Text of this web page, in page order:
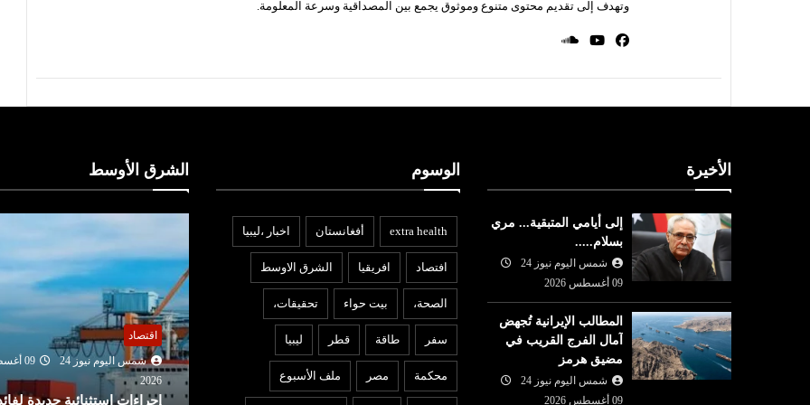
وتهدف إلى تقديم محتوى متنوع وموثوق يجمع بين المصداقية وسرعة المعلومة.
الأخيرة
إلى أيامي المتبقية... مري
بسلام.....
شمس اليوم نيوز 24
09 أغسطس 2026
المطالب الإيرانية تُجهض
آمال الفرج القريب في
مضيق هرمز
شمس اليوم نيوز 24
09 أغسطس 2026
الوسوم
extra health أفغانستان اخبار ،ليبيا
افتصاد افريقيا الشرق الاوسط
الصحة، بيت حواء تحقيقات،
سفر طاقة قطر ليبيا
محكمة مصر ملف الأسبوع
الشرق الأوسط
09 أغسطس
عربي ودولي
شمس اليوم نيوز 24
2026
نجل بايدن : وضع والدي المصاب
اقتصاد
شمس اليوم نيوز 24
09 أغسطس
إجراءات استثنائية جديدة لفائدة
عربي ودولي
شمس اليوم نيوز 24
09
2026
الجزائر : التحقيقات تكشف